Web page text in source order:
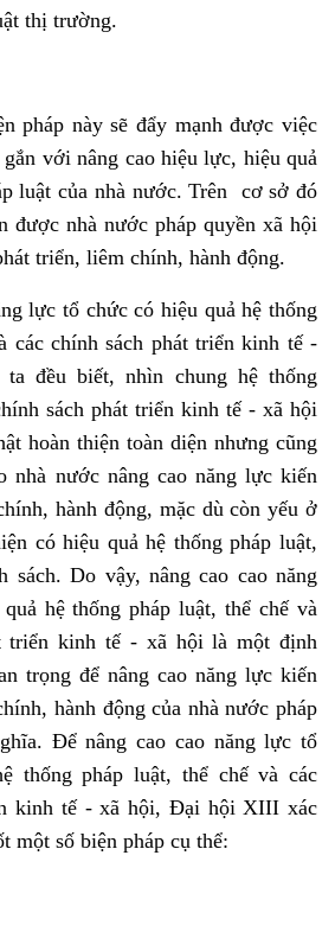
thị trường.
pháp này sẽ đẩy mạnh được việc
với nâng cao hiệu lực, hiệu quả
luật của nhà nước. Trên cơ sở đó
được nhà nước pháp quyền xã hội
triển, liêm chính, hành động.
lực tổ chức có hiệu quả hệ thống
các chính sách phát triển kinh tế -
ta đều biết, nhìn chung hệ thống
sách phát triển kinh tế - xã hội
hoàn thiện toàn diện nhưng cũng
nhà nước nâng cao năng lực kiến
hành động, mặc dù còn yếu ở
có hiệu quả hệ thống pháp luật,
sách. Do vậy, nâng cao cao năng
hệ thống pháp luật, thể chế và
triển kinh tế - xã hội là một định
trọng để nâng cao năng lực kiến
hành động của nhà nước pháp
Để nâng cao cao năng lực tổ
thống pháp luật, thể chế và các
kinh tế - xã hội, Đại hội XIII xác
một số biện pháp cụ thể: